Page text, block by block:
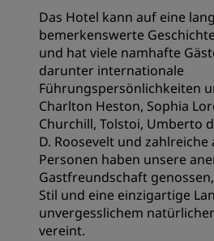
Das Hotel kann auf eine
bemerkenswerte
und hat viele namhafte
darunter internationale
Führungspersönlichkeiten
Charlton Heston, Sophia
Churchill, Tolstoi, Umberto
D. Roosevelt und
Personen haben unsere
Gastfreundschaft
Stil und eine einzigartige
unvergesslichem
vereint.